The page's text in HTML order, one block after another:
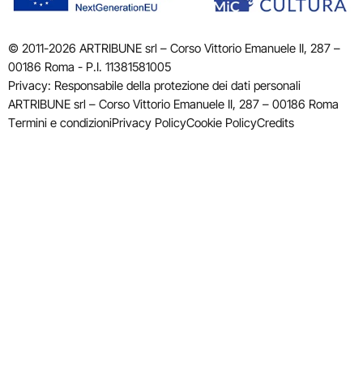
© 2011-2026 ARTRIBUNE srl – Corso Vittorio Emanuele II, 287 –
00186 Roma - P.I. 11381581005
Privacy: Responsabile della protezione dei dati personali
ARTRIBUNE srl – Corso Vittorio Emanuele II, 287 – 00186 Roma
Termini e condizioniPrivacy PolicyCookie PolicyCredits